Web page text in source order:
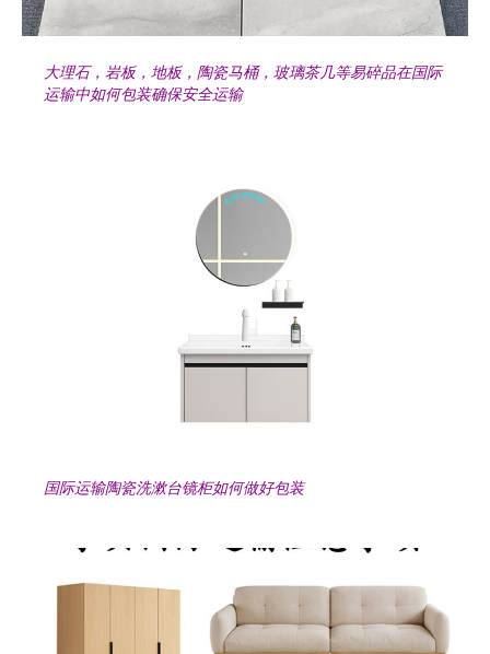
大理石，岩板，地板，陶瓷马桶，玻璃茶几等易碎品在国际
运输中如何包装确保安全运输
国际运输陶瓷洗漱台镜柜如何做好包装